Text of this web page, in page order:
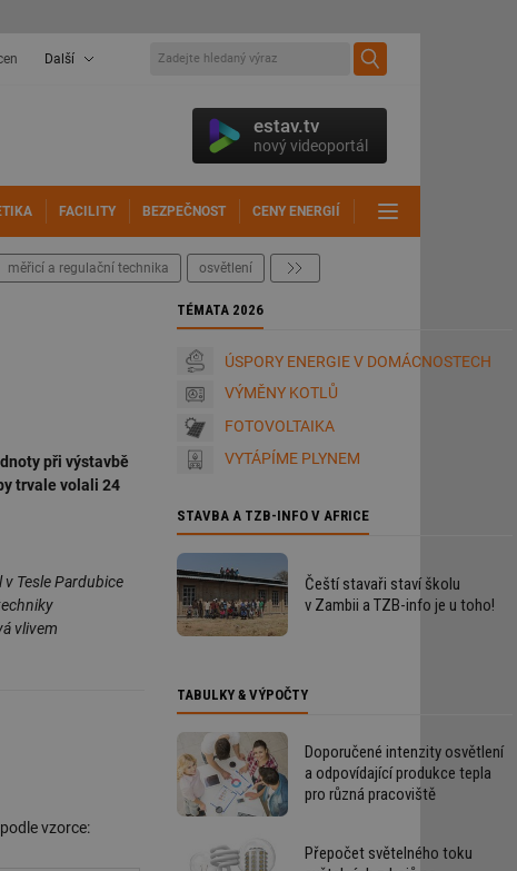
Další
estav.tv
nový videoportál
FACILITY BEZPEČNOST CENY ENERGIÍ
měřicí a regulační technika osvětlení
při výstavbě
trvale volali 24
Tesle Pardubice
vlivem
podle vzorce:
TÉMATA 2026
ÚSPORY ENERGIE V DOMÁCNOSTECH
VÝMĚNY KOTLŮ
FOTOVOLTAIKA
VYTÁPÍME PLYNEM
STAVBA A TZB-INFO V AFRICE
Čeští stavaři staví školu
v Zambii a TZB-info je u toho!
TABULKY & VÝPOČTY
Doporučené intenzity osvětlení
a odpovídající produkce tepla
pro různá pracoviště
Přepočet světelného toku